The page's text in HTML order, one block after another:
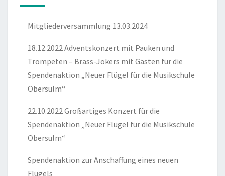
Mitgliederversammlung 13.03.2024
18.12.2022 Adventskonzert mit Pauken und
Trompeten – Brass-Jokers mit Gästen für die
Spendenaktion „Neuer Flügel für die Musikschule
Obersulm“
22.10.2022 Großartiges Konzert für die
Spendenaktion „Neuer Flügel für die Musikschule
Obersulm“
Spendenaktion zur Anschaffung eines neuen
Flügels